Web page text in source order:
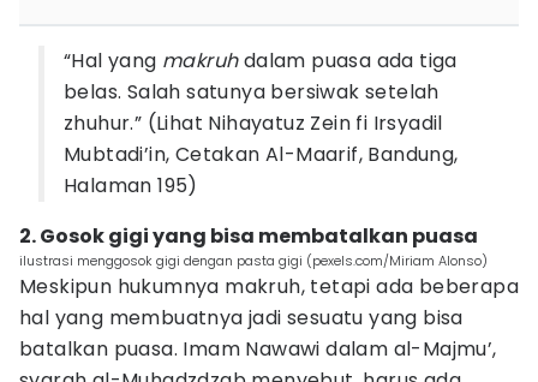
“Hal yang makruhdalam puasa ada tiga
belas. Salah satunya bersiwak setelah
zhuhur.” (Lihat Nihayatuz Zein fi Irsyadil
Mubtadi’in, Cetakan Al-Maarif, Bandung,
Halaman 195)
2. Gosok gigi yang bisa membatalkan puasa
ilustrasi menggosok gigi dengan pasta gigi (pexels.com/Miriam Alonso)
Meskipun hukumnya makruh, tetapi ada beberapa
hal yang membuatnya jadi sesuatu yang bisa
batalkan puasa. Imam Nawawi dalam al-Majmu’,